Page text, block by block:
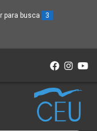
Ir para busca 3